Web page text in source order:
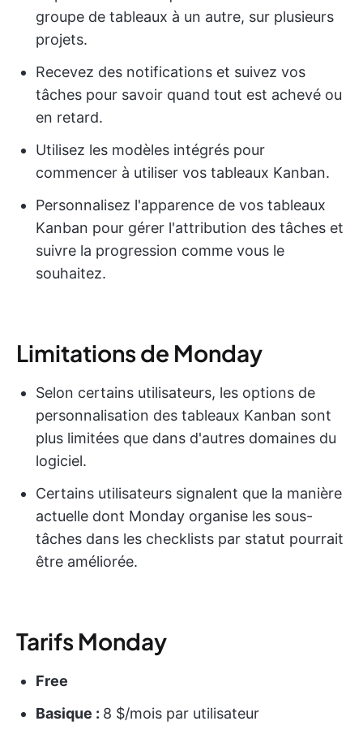
groupe de tableaux à un autre, sur plusieurs
projets.
Recevez des notifications et suivez vos
tâches pour savoir quand tout est achevé ou
en retard.
Utilisez les modèles intégrés pour
commencer à utiliser vos tableaux Kanban.
Personnalisez l'apparence de vos tableaux
Kanban pour gérer l'attribution des tâches et
suivre la progression comme vous le
souhaitez.
Limitations de Monday
Selon certains utilisateurs, les options de
personnalisation des tableaux Kanban sont
plus limitées que dans d'autres domaines du
logiciel.
Certains utilisateurs signalent que la manière
actuelle dont Monday organise les sous-
tâches dans les checklists par statut pourrait
être améliorée.
Tarifs Monday
Free
Basique : 8 $/mois par utilisateur